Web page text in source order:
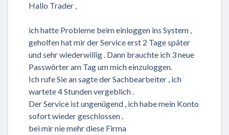
Hallo Trader ,
ich hatte Probleme beim einloggen ins System ,
geholfen hat mir der Service erst 2 Tage später
und sehr wiederwillig . Dann brauchte ich 3 neue
Passwörter am Tag um mich einzuloggen.
Ich rufe Sie an sagte der Sachbearbeiter , ich
wartete 4 Stunden vergeblich .
Der Service ist ungenügend , ich habe mein Konto
sofort wieder geschlossen .
bei mir nie mehr diese Firma